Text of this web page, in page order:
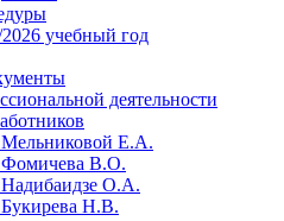
учебный год
деятельности
Мельниковой Е.А.
Фомичева В.О.
Надибаидзе О.А.
Букирева Н.В.